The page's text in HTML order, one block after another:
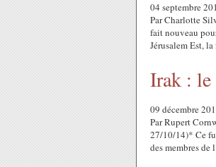
04 septembre
Par Charlotte
fait nouveau
Jérusalem Est,
Irak : le
09 décembre
Par Rupert
27/10/14)* Ce
des membres de